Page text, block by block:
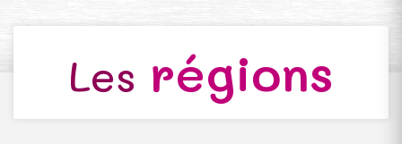
Les régions